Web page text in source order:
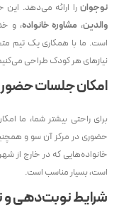
نوجوانرا ارائه می‌دهد.
والدین، مشاوره خانواده، و
است. ما با همکاری یک تیم
نیازهای هر کودک طراحی
امکان جلسات
برای راحتی بیشتر شما، ما
حضوری در مرکز آن سو و
خانواده‌هایی که در خارج از
است، بسیار مناسب است.
شرایط نوبت‌دهی